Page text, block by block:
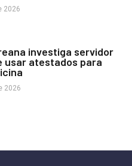
2026
investiga servidor
usar atestados para
2026